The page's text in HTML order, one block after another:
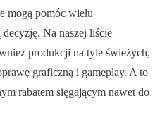
mogą pomóc wielu
Na naszej liście
produkcji na tyle świeżych,
graficzną i gameplay. A to
rabatem sięgającym nawet do